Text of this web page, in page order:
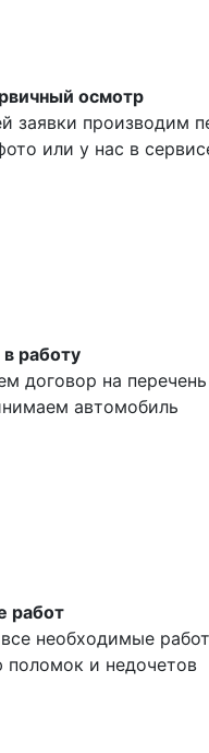
осмотр
заявки производим
или у нас в
работу
договор на
автомобиль
работ
необходимые
поломок и недочетов